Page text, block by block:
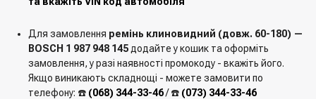
Для замовлення ремінь клиновидний (довж. 60-180) —
BOSCH 1 987 948 145 додайте у кошик та оформіть
замовлення, у разі наявності промокоду - вкажіть його.
Якщо виникають складнощі - можете замовити по
телефону: ☎️ (068) 344-33-46/ ☎️ (073) 344-33-46